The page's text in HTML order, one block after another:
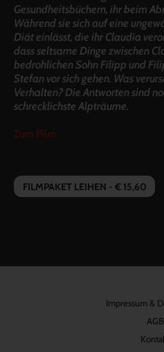
Gesundheitsbüchern, ihr beim
Während sie sich auf eine
Diät einlässt, die ihr Claudia
dass seltsame Dinge zwischen
bedrohlichen Sohn Filipp und
Stefan vor sich gehen. Was
Verhalten? Die Antworten sind
schrecklichste Alpträume.
Zum Film
FILMPAKET LEIHEN - € 15,60
Impressum &
AGB